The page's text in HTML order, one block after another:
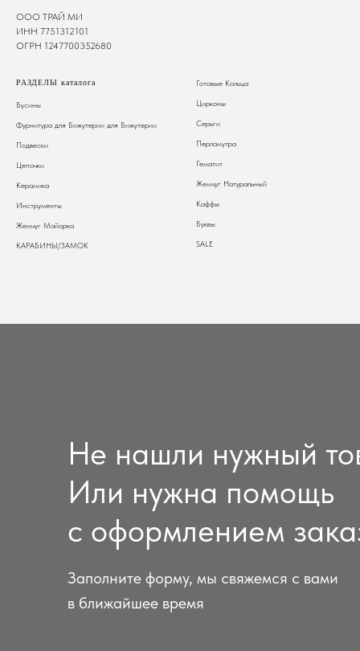
ООО ТРАЙ МИ
ИНН 7751312101
ОГРН 1247700352680
РАЗДЕЛЫ каталога
Бусины
Фурнитура для Бижутерии для Бижутерии
Подвески
Цепочки
Керамика
Инструменты
Жемчуг Майорка
КАРАБИНЫ/ЗАМОК
Готовые Кольца
Цирконы
Серьги
Перламутра
Гематит
Жемчуг Натуральный
Каффы
Буквы
SALE
Не нашли нужный
Или нужна помощь
с оформлением
Заполните форму, мы свяжемся с вами
в ближайшее время